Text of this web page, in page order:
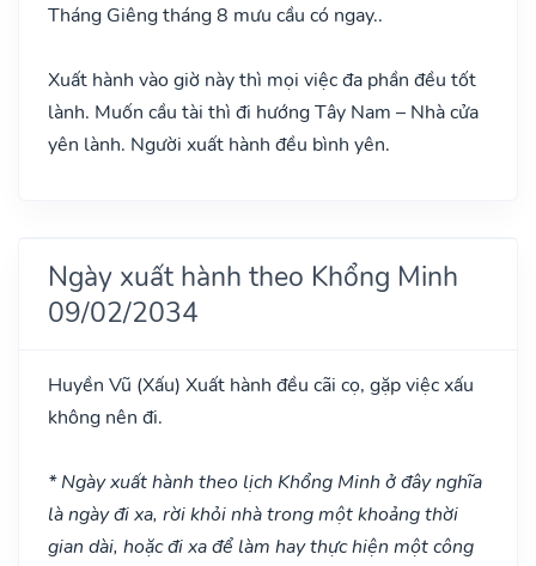
Tháng Giêng tháng 8 mưu cầu có ngay..
Xuất hành vào giờ này thì mọi việc đa phần đều tốt
lành. Muốn cầu tài thì đi hướng Tây Nam – Nhà cửa
yên lành. Người xuất hành đều bình yên.
Ngày xuất hành theo Khổng Minh
09/02/2034
Huyền Vũ (Xấu) Xuất hành đều cãi cọ, gặp việc xấu
không nên đi.
* Ngày xuất hành theo lịch Khổng Minh ở đây nghĩa
là ngày đi xa, rời khỏi nhà trong một khoảng thời
gian dài, hoặc đi xa để làm hay thực hiện một công